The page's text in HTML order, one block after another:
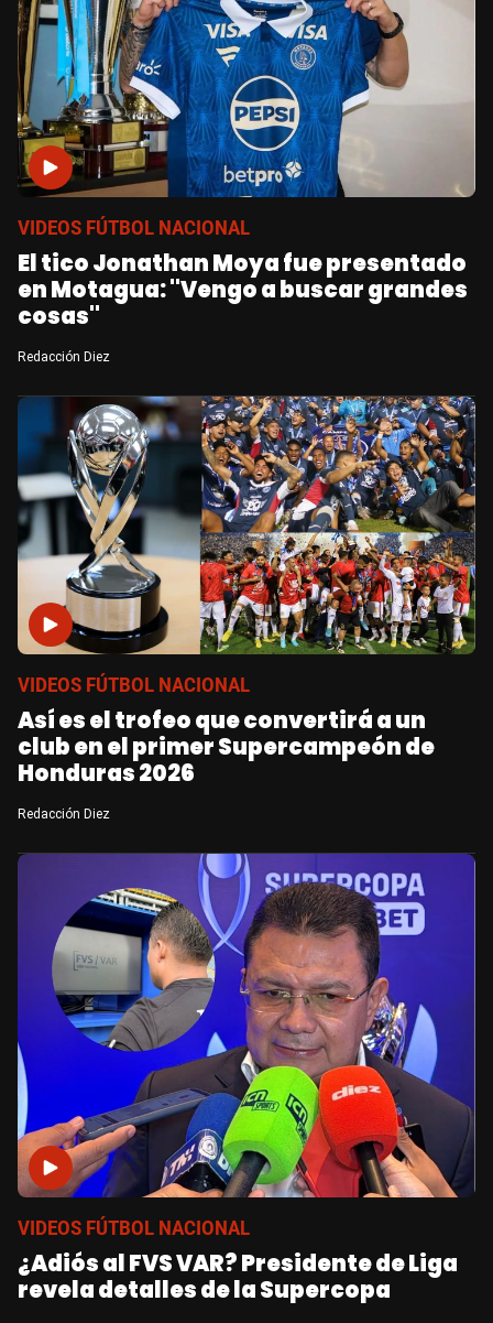
VIDEOS FÚTBOL NACIONAL
El tico Jonathan Moya fue presentado
en Motagua: "Vengo a buscar grandes
cosas"
Redacción Diez
VIDEOS FÚTBOL NACIONAL
Así es el trofeo que convertirá a un
club en el primer Supercampeón de
Honduras 2026
Redacción Diez
VIDEOS FÚTBOL NACIONAL
¿Adiós al FVS VAR? Presidente de Liga
revela detalles de la Supercopa